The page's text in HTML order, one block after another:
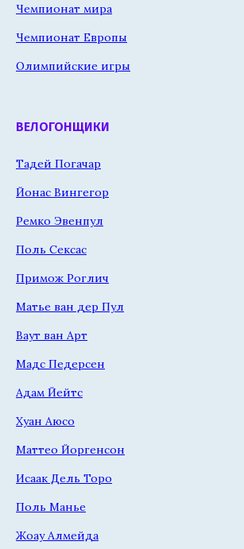
Чемпионат мира
Чемпионат Европы
Олимпийские игры
ВЕЛОГОНЩИКИ
Тадей Погачар
Йонас Вингегор
Ремко Эвенпул
Поль Сексас
Примож Роглич
Матье ван дер Пул
Ваут ван Арт
Мадс Педерсен
Адам Йейтс
Хуан Аюсо
Маттео Йоргенсон
Исаак Дель Торо
Поль Манье
Жоау Алмейда